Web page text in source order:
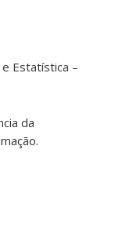
Estatística –
da